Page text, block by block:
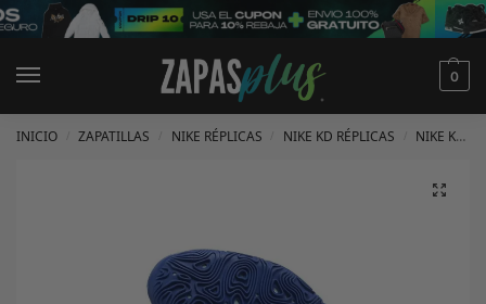
0
INICIO ZAPATILLAS NIKE RÉPLICAS NIKE KD RÉPLICAS NIKE KD 15 RÉPLICAS